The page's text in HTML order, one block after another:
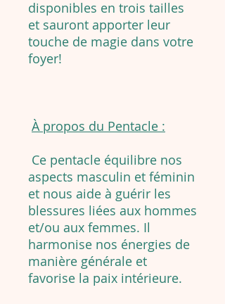
disponibles en trois tailles
et sauront apporter leur
touche de magie dans votre
foyer!
À propos du Pentacle :
Ce pentacle équilibre nos
aspects masculin et féminin
et nous aide à guérir les
blessures liées aux hommes
et/ou aux femmes. Il
harmonise nos énergies de
manière générale et
favorise la paix intérieure.